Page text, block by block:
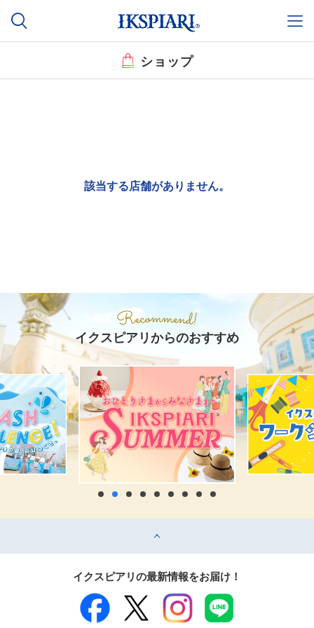
ショップ
該当する店舗がありません。
イクスピアリからのおすすめ
イクスピアリの最新情報をお届け！